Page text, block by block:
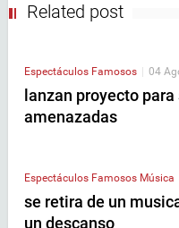
Related post
Espectáculos Famosos 04
lanzan proyecto
amenazadas
Espectáculos Famosos Música
se retira de un
un descanso